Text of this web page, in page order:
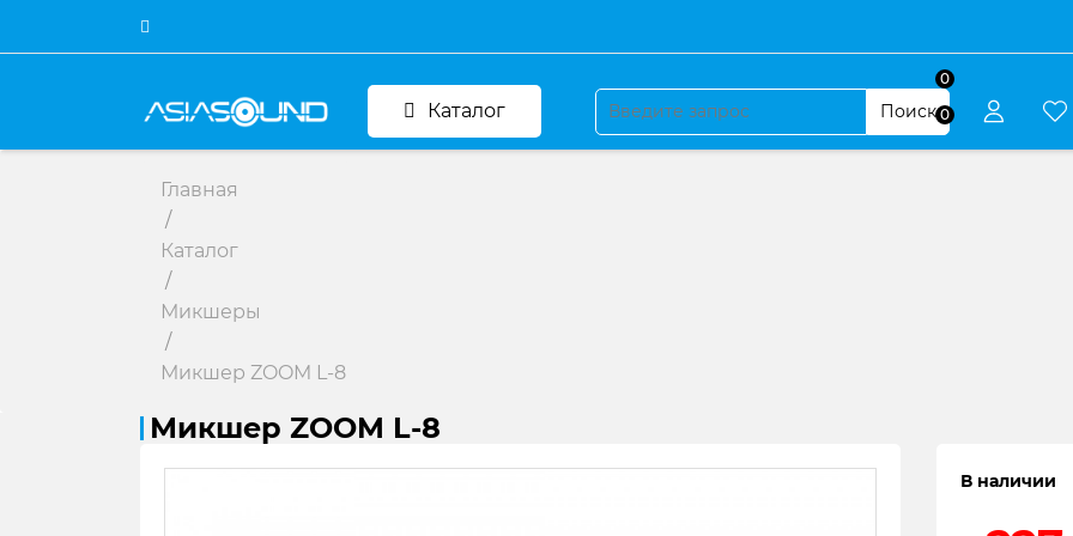
Каталог Поиск
0
0
Главная
/
Каталог
/
Микшеры
/
Микшер ZOOM L-8
Микшер ZOOM L-8
В наличии